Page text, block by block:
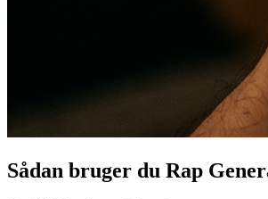
Sådan bruger du Rap